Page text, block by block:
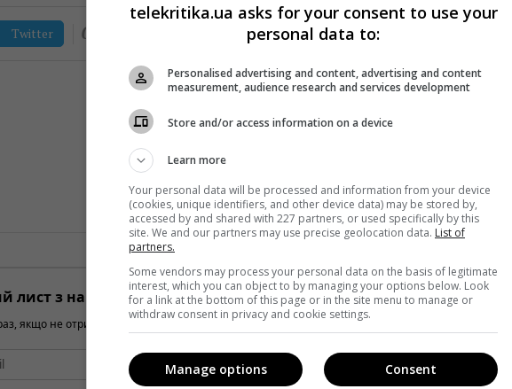
Twitter 0
лист з найцікавішим. Пишемо з любов'ю !
якщо не отримуєте від нас листи
Підписатись→
telekritika.ua asks for your consent to use your
personal data to:
Personalised advertising and content, advertising and content
measurement, audience research and services development
Store and/or access information on a device
Learn more
Your personal data will be processed and information from your device
(cookies, unique identifiers, and other device data) may be stored by,
accessed by and shared with 227 partners, or used specifically by this
site. We and our partners may use precise geolocation data. List of
partners.
Some vendors may process your personal data on the basis of legitimate
interest, which you can object to by managing your options below. Look
for a link at the bottom of this page or in the site menu to manage or
withdraw consent in privacy and cookie settings.
Consent
Manage options